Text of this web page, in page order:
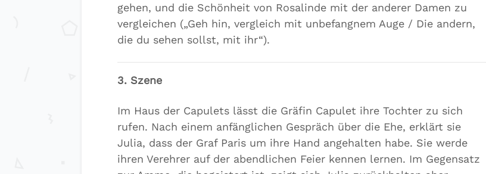
gehen, und die Schönheit von Rosalinde mit der anderer Damen zu
vergleichen („Geh hin, vergleich mit unbefangnem Auge / Die andern,
die du sehen sollst, mit ihr“).
3. Szene
Im Haus der Capulets lässt die Gräfin Capulet ihre Tochter zu sich
rufen. Nach einem anfänglichen Gespräch über die Ehe, erklärt sie
Julia, dass der Graf Paris um ihre Hand angehalten habe. Sie werde
ihren Verehrer auf der abendlichen Feier kennen lernen. Im Gegensatz